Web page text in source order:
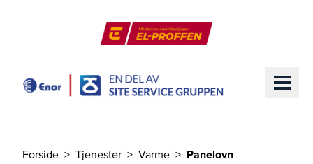
Forside Tjenester Varme Panelovn